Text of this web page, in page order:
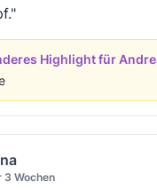
Highlight für
3 Wochen